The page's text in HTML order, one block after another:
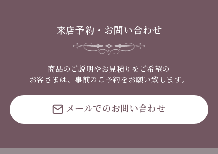
来店予約・お問い合わせ
商品のご説明やお見積りをご希望の
お客さまは、事前のご予約をお願い致します。
メールでのお問い合わせ